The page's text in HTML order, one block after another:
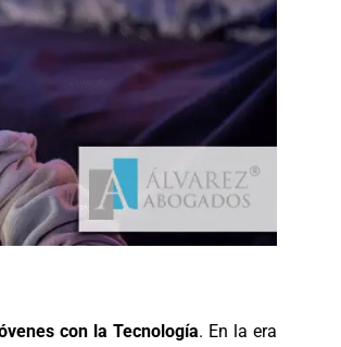
con la Tecnología. En la era